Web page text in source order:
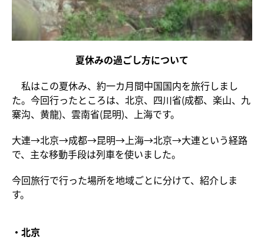
夏休みの過ごし方について
私はこの夏休み、約一カ月間中国国内を旅行しまし
た。今回行ったところは、北京、四川省(成都、楽山、九
寨沟、黄龍)、雲南省(昆明)、上海です。
大連→北京→成都→昆明→上海→北京→大連という経路
で、主な移動手段は列車を使いました。
今回旅行で行った場所を地域ごとに分けて、紹介しま
す。
・北京